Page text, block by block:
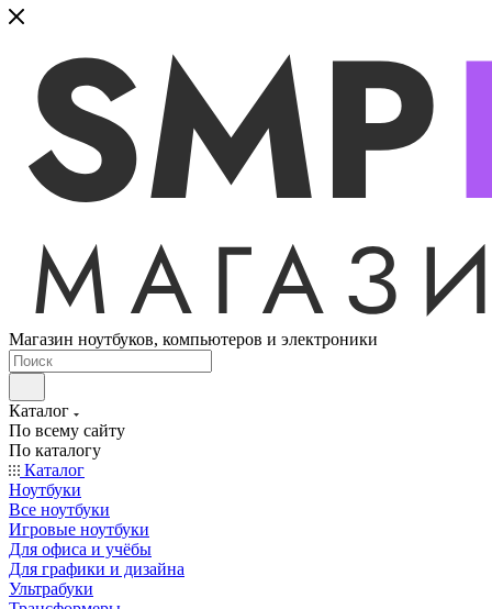
Магазин ноутбуков, компьютеров и электроники
Каталог
По всему сайту
По каталогу
Каталог
Ноутбуки
Все ноутбуки
Игровые ноутбуки
Для офиса и учёбы
Для графики и дизайна
Ультрабуки